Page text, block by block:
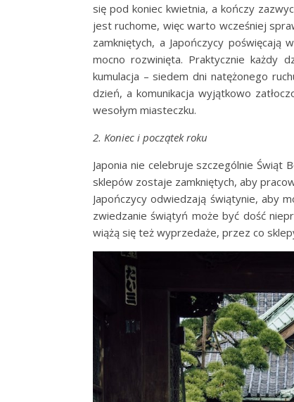
się pod koniec kwietnia, a kończy
jest ruchome, więc warto wcześniej
zamkniętych, a Japończycy
mocno rozwinięta. Praktycznie każdy
kumulacja – siedem dni natężonego
dzień, a komunikacja wyjątkowo
wesołym miasteczku.
2. Koniec i początek roku
Japonia nie celebruje szczególnie Świąt
sklepów zostaje zamkniętych, aby
Japończycy odwiedzają świątynie, aby
zwiedzanie świątyń może być dość
wiążą się też wyprzedaże, przez co